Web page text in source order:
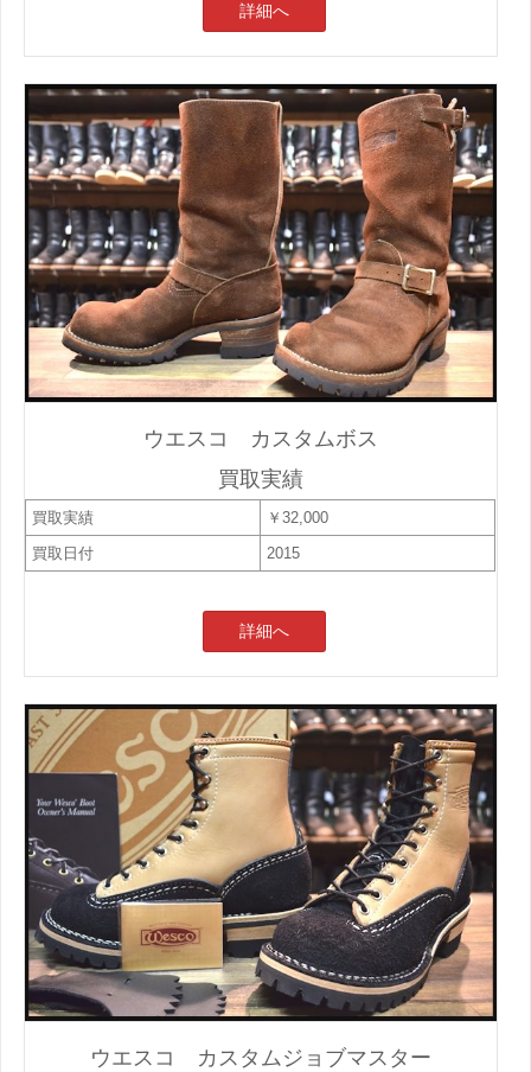
詳細へ
ウエスコ カスタムボス
買取実績
買取実績
￥32,000
買取日付
2015
詳細へ
ウエスコ カスタムジョブマスター